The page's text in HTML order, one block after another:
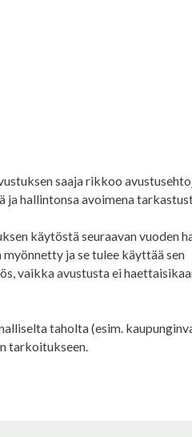
saaja rikkoo
ja hallintonsa avoimena
käytöstä seuraavan vuoden
ja se tulee käyttää sen
vaikka avustusta ei
taholta (esim.
tarkoitukseen.